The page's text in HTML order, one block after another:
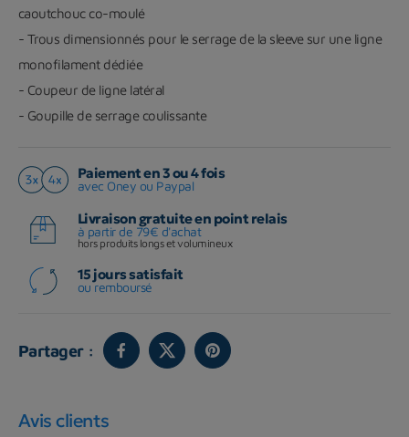
caoutchouc co-moulé
- Trous dimensionnés pour le serrage de la sleeve sur une ligne
monofilament dédiée
- Coupeur de ligne latéral
- Goupille de serrage coulissante
Paiement en 3 ou 4 fois
avec Oney ou Paypal
Livraison gratuite en point relais
à partir de 79€ d'achat
hors produits longs et volumineux
15 jours satisfait
ou remboursé
Partager :
Avis clients